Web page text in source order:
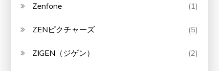
Zenfone (1)
ZENピクチャーズ (5)
ZIGEN（ジゲン） (2)